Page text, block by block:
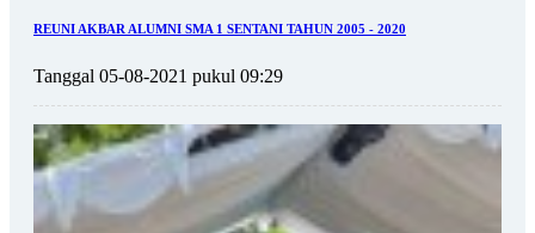
REUNI AKBAR ALUMNI SMA 1 SENTANI TAHUN 2005 - 2020
Tanggal 05-08-2021 pukul 09:29